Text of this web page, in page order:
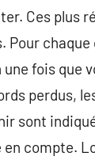
Ces plus
Pour
fois que
perdus,
sont
compte.